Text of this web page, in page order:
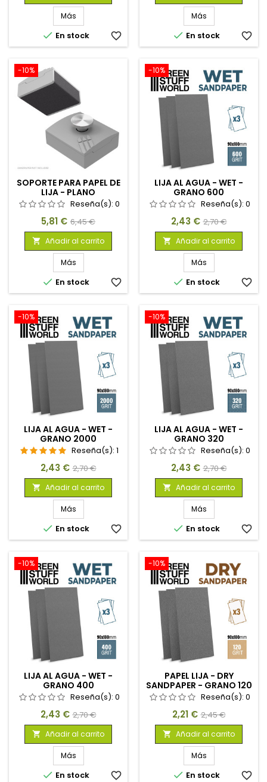
Más
 En stock favorite_border
Más
 En stock favorite_border
-10%
SOPORTE PARA PAPEL DE
LIJA - PLANO
Reseña(s): 0
Precio
5,81 € Precio
base
6,45 €
 Añadir al carrito
Más
 En stock favorite_border
-10%
LIJA AL AGUA - WET -
GRANO 600
Reseña(s): 0
Precio
2,43 € Precio
base
2,70 €
 Añadir al carrito
Más
 En stock favorite_border
-10%
LIJA AL AGUA - WET -
GRANO 2000
Reseña(s): 1
Precio
2,43 € Precio
base
2,70 €
 Añadir al carrito
Más
 En stock favorite_border
-10%
LIJA AL AGUA - WET -
GRANO 320
Reseña(s): 0
Precio
2,43 € Precio
base
2,70 €
 Añadir al carrito
Más
 En stock favorite_border
-10%
LIJA AL AGUA - WET -
GRANO 400
Reseña(s): 0
Precio
2,43 € Precio
base
2,70 €
 Añadir al carrito
Más
 En stock favorite_border
-10%
PAPEL LIJA - DRY
SANDPAPER - GRANO 120
Reseña(s): 0
Precio
2,21 € Precio
base
2,45 €
 Añadir al carrito
Más
 En stock favorite_border